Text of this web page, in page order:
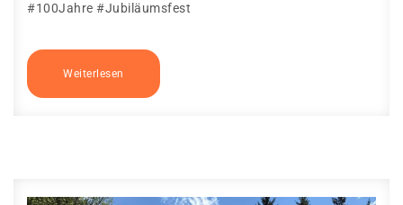
#100Jahre #Jubiläumsfest
Weiterlesen